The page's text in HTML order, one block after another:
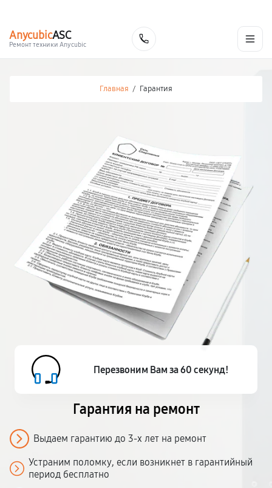
AnycubicASC
Ремонт техники Anycubic
Главная / Гарантия
Гарантия на ремонт
Выдаем гарантию до 3-х лет на ремонт
Устраним поломку, если возникнет в гарантийный
период бесплатно
Перезвоним Вам за 60 секунд!